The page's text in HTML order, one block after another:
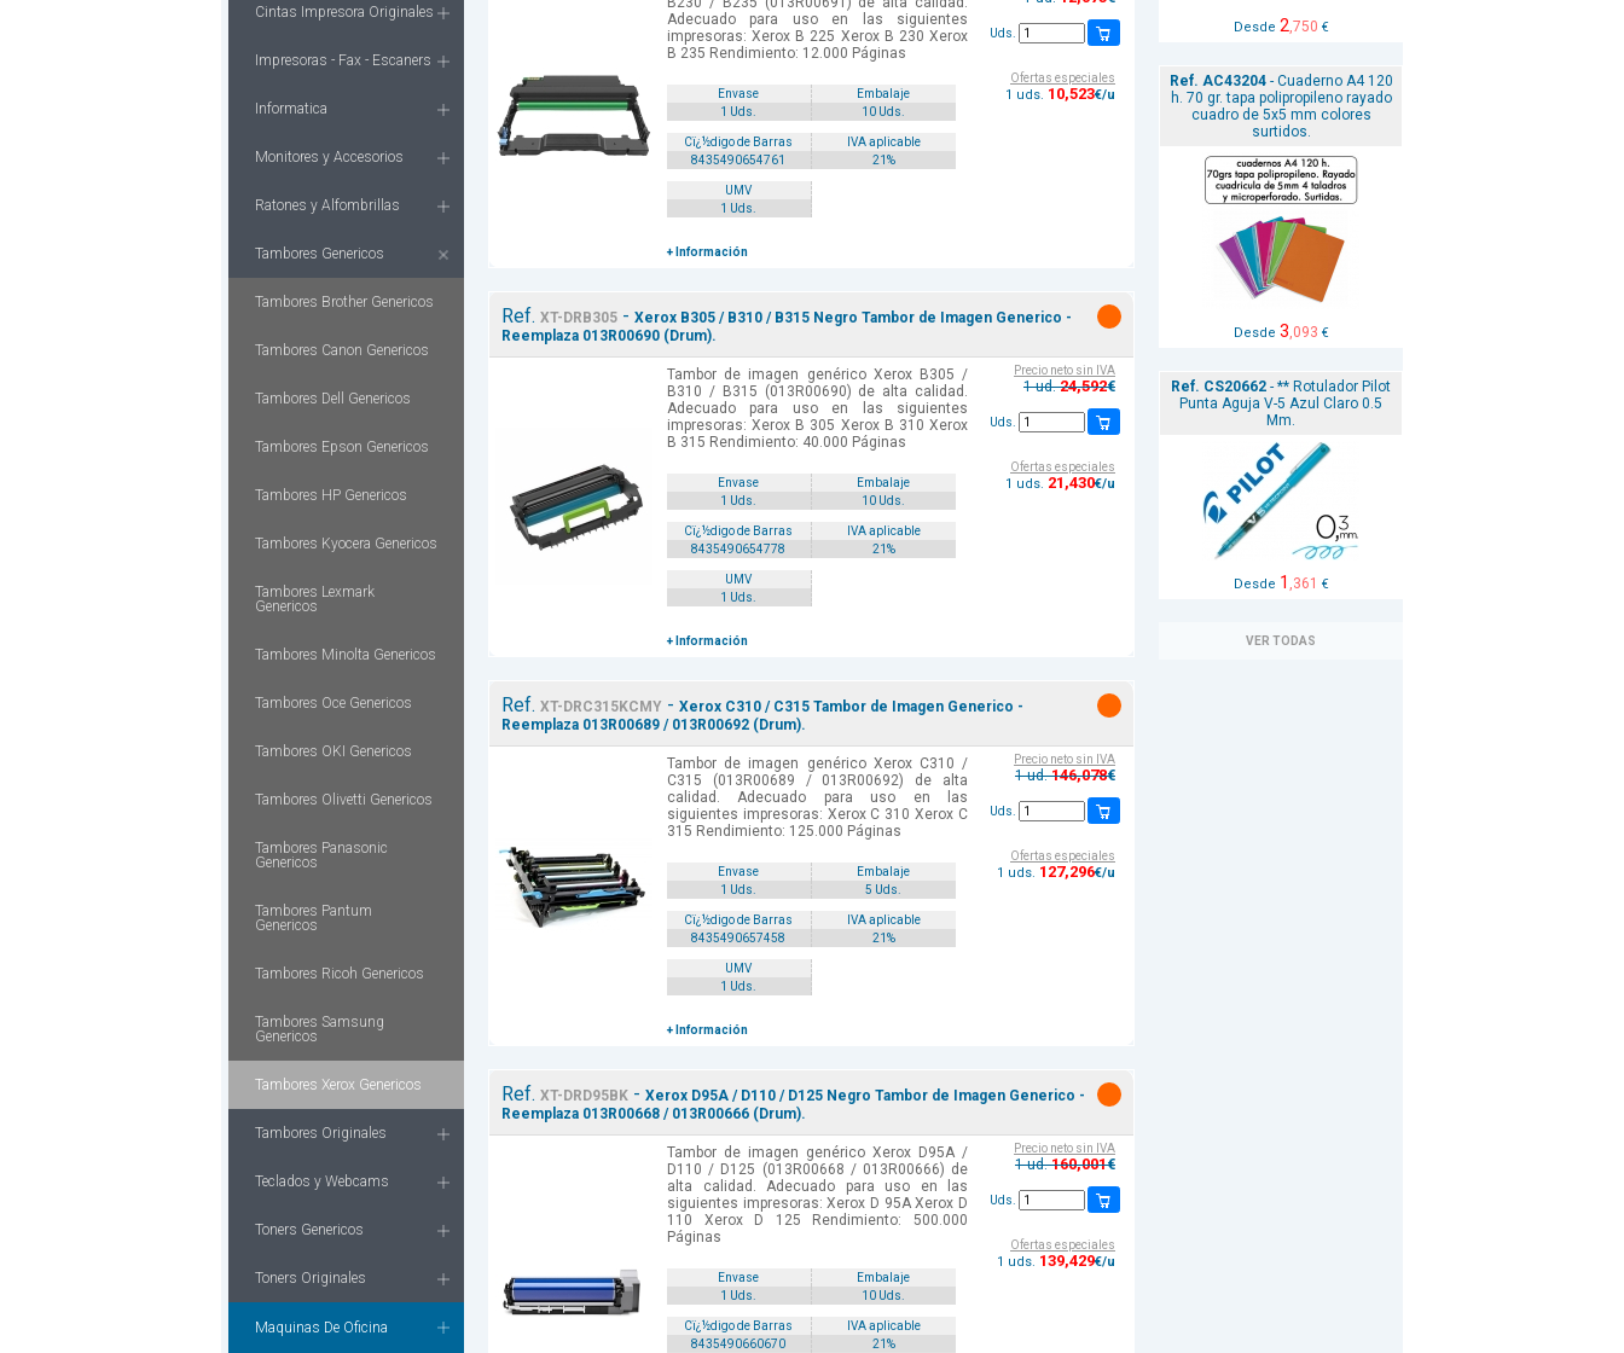
Cintas Impresora Originales
Impresoras - Fax - Escaners
Informatica
Monitores y Accesorios
Ratones y Alfombrillas
Tambores Genericos
Tambores Brother Genericos
Tambores Canon Genericos
Tambores Dell Genericos
Tambores Epson Genericos
Tambores HP Genericos
Tambores Kyocera Genericos
Tambores Lexmark
Genericos
Tambores Minolta Genericos
Tambores Oce Genericos
Tambores OKI Genericos
Tambores Olivetti Genericos
Tambores Panasonic
Genericos
Tambores Pantum
Genericos
Tambores Ricoh Genericos
Tambores Samsung
Genericos
Tambores Xerox Genericos
Tambores Originales
Teclados y Webcams
Toners Genericos
Toners Originales
Maquinas De Oficina
Adecuado para uso en las siguientes
impresoras: Xerox B 225 Xerox B 230 Xerox
B 235 Rendimiento: 12.000 Páginas
Envase
Embalaje
1 Uds.
10 Uds.
Cï¿½digo de Barras
IVA aplicable
8435490654761
21%
UMV
1 Uds.
+ Información
Uds.
Ofertas especiales
1 uds. 10,523€/u
Ref. XT-DRB305 - Xerox B305 / B310 / B315 Negro Tambor de Imagen Generico -
Reemplaza 013R00690 (Drum).
Tambor de imagen genérico Xerox B305 /
B310 / B315 (013R00690) de alta calidad.
Adecuado para uso en las siguientes
impresoras: Xerox B 305 Xerox B 310 Xerox
B 315 Rendimiento: 40.000 Páginas
Envase
Embalaje
1 Uds.
10 Uds.
Cï¿½digo de Barras
IVA aplicable
8435490654778
21%
UMV
1 Uds.
+ Información
Precio neto sin IVA
1 ud.24,592€
Uds.
Ofertas especiales
1 uds. 21 ,430€/u
Ref. XT-DRC315KCMY - Xerox C310 / C315 Tambor de Imagen Generico -
Reemplaza 013R00689 / 013R00692 (Drum).
Tambor de imagen genérico Xerox C310 /
C315 (013R00689 / 013R00692) de alta
calidad. Adecuado para uso en las
siguientes impresoras: Xerox C 310 Xerox C
315 Rendimiento: 125.000 Páginas
Envase
Embalaje
1 Uds.
5 Uds.
Cï¿½digo de Barras
IVA aplicable
8435490657458
21%
UMV
1 Uds.
+ Información
Precio neto sin IVA
1 ud.146,078€
Uds.
Ofertas especiales
1 uds. 127,296€/u
Ref. XT-DRD95BK - Xerox D95A / D110 / D125 Negro Tambor de Imagen Generico -
Reemplaza 013R00668 / 013R00666 (Drum).
Tambor de imagen genérico Xerox D95A /
D110 / D125 (013R00668 / 013R00666) de
alta calidad. Adecuado para uso en las
siguientes impresoras: Xerox D 95A Xerox D
110 Xerox D 125 Rendimiento: 500.000
Páginas
Envase
Embalaje
1 Uds.
10 Uds.
Cï¿½digo de Barras
IVA aplicable
8435490660670
21%
Precio neto sin IVA
1 ud.160,001€
Uds.
Ofertas especiales
1 uds. 139,429€/u
Desde 2,750 €
Ref. AC43204- Cuaderno A4 120
h. 70 gr. tapa polipropileno rayado
cuadro de 5x5 mm colores
surtidos.
Desde 3,093 €
Ref. CS20662 - ** Rotulador Pilot
Punta Aguja V-5 Azul Claro 0.5
Mm.
Desde 1 ,361 €
VER TODAS